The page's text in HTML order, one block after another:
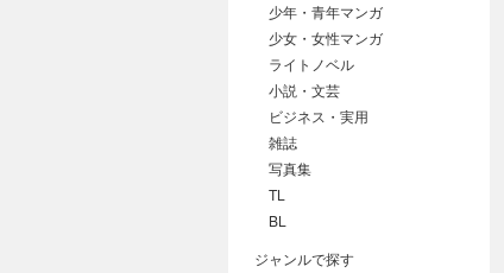
少年・青年マンガ
少女・女性マンガ
ライトノベル
小説・文芸
ビジネス・実用
雑誌
写真集
TL
BL
ジャンルで探す